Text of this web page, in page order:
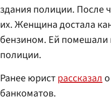
здания полиции. После
их. Женщина достала
бензином. Ей помешали
полиции.
Ранее юристрассказал
банкоматов.